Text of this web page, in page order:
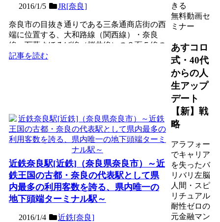
2016/1/5 JR[奈良]
奈良市の目抜き通りである三条通商店街の西
端に位置する、大和路線（関西線）・奈良
線・万葉まほろば線（桜井線）の３面５線の
高架駅。1890年（明...
記事を読む
近鉄奈良駅[近鉄]（奈良県奈良市）～近
鉄王国の古都・奈良の代表駅として県
内最多の利用客数を誇る、県内唯一の
地下頭端ターミナル駅～
2016/1/4 近鉄[奈良]
きる
無料動画セ
ミナー
あすコロ
式・40代
からの人
生アップ
デート
【新】戦
略
アラフォー
でキャリア
を失ったバ
リバリ左脳
人間・スピ
リチュアル
耐性ゼロの
元金融マン